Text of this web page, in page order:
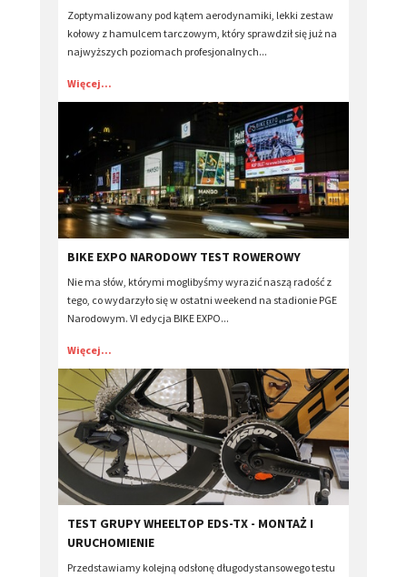
Zoptymalizowany pod kątem aerodynamiki, lekki zestaw
kołowy z hamulcem tarczowym, który sprawdził się już na
najwyższych poziomach profesjonalnych...
Więcej...
BIKE EXPO NARODOWY TEST ROWEROWY
Nie ma słów, którymi moglibyśmy wyrazić naszą radość z
tego, co wydarzyło się w ostatni weekend na stadionie PGE
Narodowym. VI edycja BIKE EXPO...
Więcej...
TEST GRUPY WHEELTOP EDS-TX - MONTAŻ I
URUCHOMIENIE
Przedstawiamy kolejną odsłonę długodystansowego testu